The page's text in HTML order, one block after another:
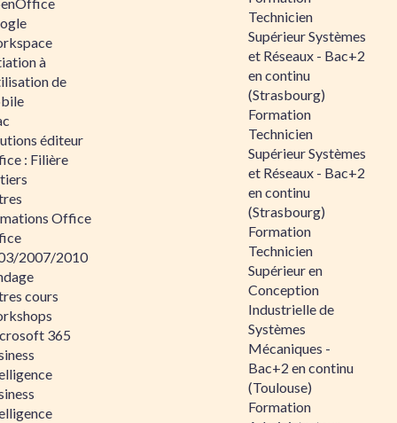
à
de
éditeur
: Filière
Office
2007/2010
cours
365
Technicien
Supérieur Systèmes
et Réseaux - Bac+2
en continu
(Strasbourg)
Formation
Technicien
Supérieur Systèmes
et Réseaux - Bac+2
en continu
(Strasbourg)
Formation
Technicien
Supérieur en
Conception
Industrielle de
Systèmes
Mécaniques -
Bac+2 en continu
(Toulouse)
Formation